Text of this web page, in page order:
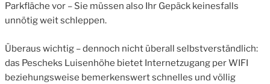
Parkfläche vor – Sie müssen also Ihr Gepäck keinesfalls
unnötig weit schleppen.
Überaus wichtig – dennoch nicht überall selbstverständlich:
das Pescheks Luisenhöhe bietet Internetzugang per WIFI
beziehungsweise bemerkenswert schnelles und völlig